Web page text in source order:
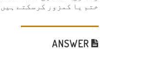
ختم یا کمزور کرسکتے